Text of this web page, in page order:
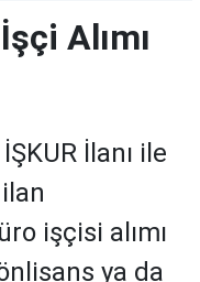
Alımı
İlanı ile
işçisi alımı
ya da